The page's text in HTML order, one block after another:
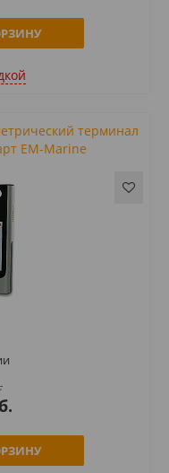
терминал
EM-Marine